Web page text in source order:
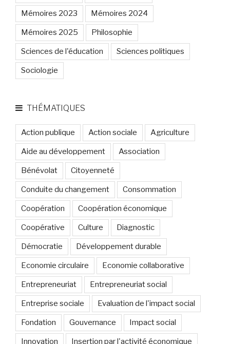
Mémoires 2023 Mémoires 2024
Mémoires 2025 Philosophie
Sciences de l'éducation Sciences politiques
Sociologie
THÉMATIQUES
Action publique Action sociale Agriculture
Aide au développement Association
Bénévolat Citoyenneté
Conduite du changement Consommation
Coopération Coopération économique
Coopérative Culture Diagnostic
Démocratie Développement durable
Economie circulaire Economie collaborative
Entrepreneuriat Entrepreneuriat social
Entreprise sociale Evaluation de l'impact social
Fondation Gouvernance Impact social
Innovation Insertion par l'activité économique